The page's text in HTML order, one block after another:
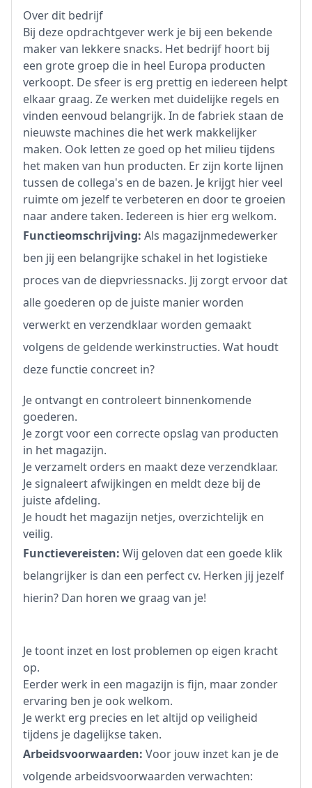
Over dit bedrijf
Bij deze opdrachtgever werk je bij een bekende
maker van lekkere snacks. Het bedrijf hoort bij
een grote groep die in heel Europa producten
verkoopt. De sfeer is erg prettig en iedereen helpt
elkaar graag. Ze werken met duidelijke regels en
vinden eenvoud belangrijk. In de fabriek staan de
nieuwste machines die het werk makkelijker
maken. Ook letten ze goed op het milieu tijdens
het maken van hun producten. Er zijn korte lijnen
tussen de collega's en de bazen. Je krijgt hier veel
ruimte om jezelf te verbeteren en door te groeien
naar andere taken. Iedereen is hier erg welkom.
Functieomschrijving: Als magazijnmedewerker
ben jij een belangrijke schakel in het logistieke
proces van de diepvriessnacks. Jij zorgt ervoor dat
alle goederen op de juiste manier worden
verwerkt en verzendklaar worden gemaakt
volgens de geldende werkinstructies. Wat houdt
deze functie concreet in?
Je ontvangt en controleert binnenkomende
goederen.
Je zorgt voor een correcte opslag van producten
in het magazijn.
Je verzamelt orders en maakt deze verzendklaar.
Je signaleert afwijkingen en meldt deze bij de
juiste afdeling.
Je houdt het magazijn netjes, overzichtelijk en
veilig.
Functievereisten: Wij geloven dat een goede klik
belangrijker is dan een perfect cv. Herken jij jezelf
hierin? Dan horen we graag van je!
Je toont inzet en lost problemen op eigen kracht
op.
Eerder werk in een magazijn is fijn, maar zonder
ervaring ben je ook welkom.
Je werkt erg precies en let altijd op veiligheid
tijdens je dagelijkse taken.
Arbeidsvoorwaarden: Voor jouw inzet kan je de
volgende arbeidsvoorwaarden verwachten: